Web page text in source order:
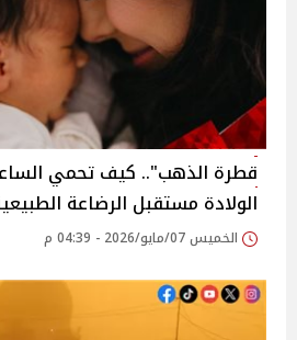
قطرة الذهب".. كيف تحمي
الولادة مستقبل الرضاعة
الخميس 07/مايو/2026 - 04:39 م